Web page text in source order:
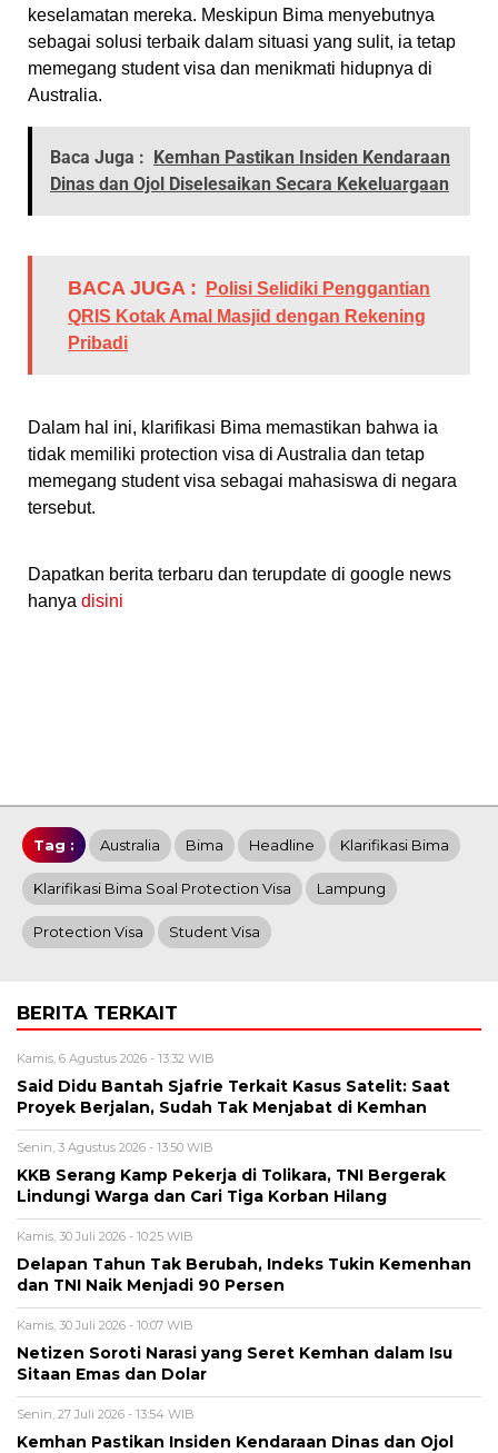
keselamatan mereka. Meskipun Bima menyebutnya
sebagai solusi terbaik dalam situasi yang sulit, ia tetap
memegang student visa dan menikmati hidupnya di
Australia.
Baca Juga : Kemhan Pastikan Insiden Kendaraan
Dinas dan Ojol Diselesaikan Secara Kekeluargaan
BACA JUGA :
Polisi Selidiki Penggantian
QRIS Kotak Amal Masjid dengan Rekening
Pribadi
Dalam hal ini, klarifikasi Bima memastikan bahwa ia
tidak memiliki protection visa di Australia dan tetap
memegang student visa sebagai mahasiswa di negara
tersebut.
Dapatkan berita terbaru dan terupdate di google news
hanya disini
Tag : Australia Bima Headline Klarifikasi Bima
Klarifikasi Bima Soal Protection Visa Lampung
Protection Visa Student Visa
BERITA TERKAIT
Kamis, 6 Agustus 2026 - 13:32 WIB
Said Didu Bantah Sjafrie Terkait Kasus Satelit: Saat
Proyek Berjalan, Sudah Tak Menjabat di Kemhan
Senin, 3 Agustus 2026 - 13:50 WIB
KKB Serang Kamp Pekerja di Tolikara, TNI Bergerak
Lindungi Warga dan Cari Tiga Korban Hilang
Kamis, 30 Juli 2026 - 10:25 WIB
Delapan Tahun Tak Berubah, Indeks Tukin Kemenhan
dan TNI Naik Menjadi 90 Persen
Kamis, 30 Juli 2026 - 10:07 WIB
Netizen Soroti Narasi yang Seret Kemhan dalam Isu
Sitaan Emas dan Dolar
Senin, 27 Juli 2026 - 13:54 WIB
Kemhan Pastikan Insiden Kendaraan Dinas dan Ojol